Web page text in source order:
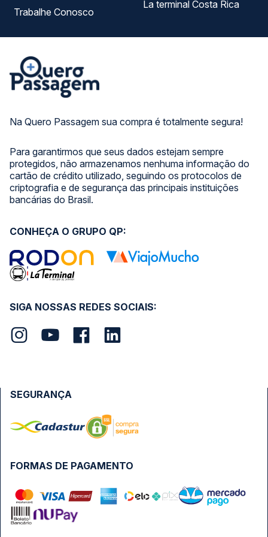
Na Quero Passagem sua compra é totalmente segura!
Para garantirmos que seus dados estejam sempre
protegidos, não armazenamos nenhuma informação do
cartão de crédito utilizado, seguindo os protocolos de
criptografia e de segurança das principais instituições
bancárias do Brasil.
Trabalhe Conosco
La terminal Costa Rica
SIGA NOSSAS REDES SOCIAIS:
CONHEÇA O GRUPO QP:
FORMAS DE PAGAMENTO
SEGURANÇA